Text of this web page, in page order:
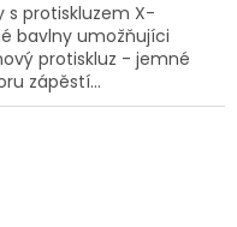
s protiskluzem X-
bavlny umožňujíci
protiskluz - jemné
zápěstí...